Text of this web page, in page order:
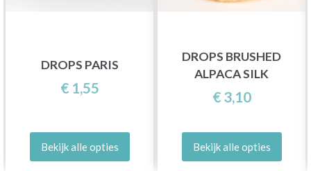
DROPS PARIS
€ 1,55
Bekijk alle opties
DROPS BRUSHED
ALPACA SILK
€ 3,10
Bekijk alle opties